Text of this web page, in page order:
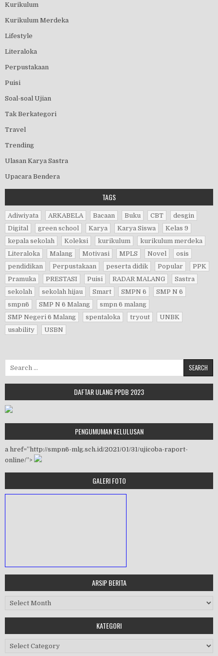
Kurikulum
Kurikulum Merdeka
Lifestyle
Literaloka
Perpustakaan
Puisi
Soal-soal Ujian
Tak Berkategori
Travel
Trending
Ulasan Karya Sastra
Upacara Bendera
TAGS
Adiwiyata ARKABELA Bacaan Buku CBT
desgin
Digital
green school Karya Karya Siswa
Kelas 9
kepala sekolah
Koleksi kurikulum
kurikulum merdeka
Literaloka
Malang Motivasi MPLS Novel
osis
pendidikan
Perpustakaan peserta didik Popular
PPK
Pramuka
PRESTASI Puisi RADAR MALANG
Sastra
sekolah
sekolah hijau Smart SMPN 6
SMP N 6
smpn6
SMP N 6 Malang
smpn 6 malang
SMP Negeri 6 Malang
spentaloka tryout
UNBK
usability
USBN
Search for:
DAFTAR ULANG PPDB 2023
PENGUMUMAN KELULUSAN
a href=”http://smpn6-mlg.sch.id/2021/01/31/ujicoba-raport-
online/”>
GALERI FOTO
Workshop Perangkat 2019
ARSIP BERITA
Arsip Berita
KATEGORI
Kategori